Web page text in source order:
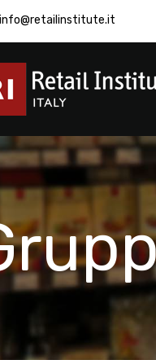
info@retailinstitute.it